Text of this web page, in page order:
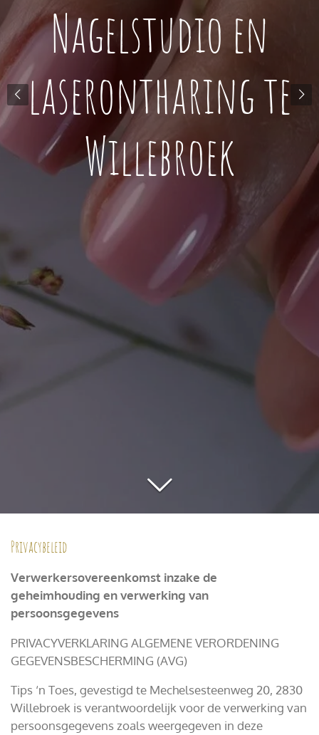
Nagelstudio en
laserontharing te
Willebroek
Privacybeleid
Verwerkersovereenkomst inzake de
geheimhouding en verwerking van
persoonsgegevens
PRIVACYVERKLARING ALGEMENE VERORDENING
GEGEVENSBESCHERMING (AVG)
Tips ‘n Toes, gevestigd te Mechelsesteenweg 20, 2830
Willebroek is verantwoordelijk voor de verwerking van
persoonsgegevens zoals weergegeven in deze